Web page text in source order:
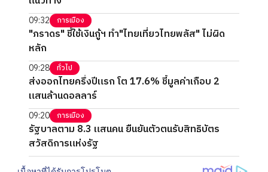
09:32 การเมือง
"ภราดร" ชี้ใช้เงินกู้ฯ ทำ"ไทยเที่ยวไทยพลัส" ไม่ผิด
หลัก
09:28 ทั่วไป
ส่งออกไทยครึ่งปีแรก โต 17.6% ชี้มูลค่าเกือบ 2
แสนล้านดอลลาร์
09:20 การเมือง
รัฐบาลตาม 8.3 แสนคน ยืนยันตัวตนรับสิทธิบัตร
สวัสดิการแห่งรัฐ